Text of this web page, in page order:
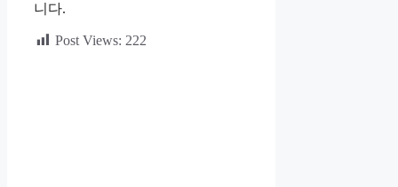
니다.
Post Views: 222